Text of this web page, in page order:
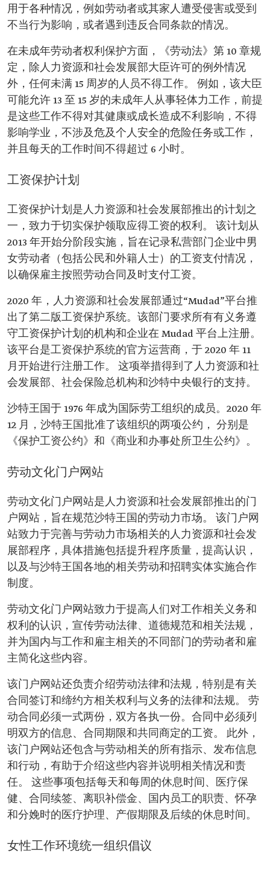
用于各种情况，例如劳动者或其家人遭受侵害或受到
不当行为影响，或者遇到违反合同条款的情况。
在未成年劳动者权利保护方面，《劳动法》第 10 章规
定，除人力资源和社会发展部大臣许可的例外情况
外，任何未满 15 周岁的人员不得工作。 例如，该大臣
可能允许 13 至 15 岁的未成年人从事轻体力工作，前提
是这些工作不得对其健康或成长造成不利影响，不得
影响学业，不涉及危及个人安全的危险任务或工作，
并且每天的工作时间不得超过 6 小时。
工资保护计划
工资保护计划是人力资源和社会发展部推出的计划之
一，致力于切实保护领取应得工资的权利。 该计划从
2013 年开始分阶段实施，旨在记录私营部门企业中男
女劳动者（包括公民和外籍人士）的工资支付情况，
以确保雇主按照劳动合同及时支付工资。
2020 年，人力资源和社会发展部通过“Mudad”平台推
出了第二版工资保护系统。该部门要求所有有义务遵
守工资保护计划的机构和企业在 Mudad 平台上注册。
该平台是工资保护系统的官方运营商，于 2020 年 11
月开始进行注册工作。 这项举措得到了人力资源和社
会发展部、社会保险总机构和沙特中央银行的支持。
沙特王国于 1976 年成为国际劳工组织的成员。2020 年
12 月，沙特王国批准了该组织的两项公约， 分别是
《保护工资公约》和《商业和办事处所卫生公约》。
劳动文化门户网站
劳动文化门户网站是人力资源和社会发展部推出的门
户网站，旨在规范沙特王国的劳动力市场。 该门户网
站致力于完善与劳动力市场相关的人力资源和社会发
展部程序，具体措施包括提升程序质量，提高认识，
以及与沙特王国各地的相关劳动和招聘实体实施合作
制度。
劳动文化门户网站致力于提高人们对工作相关义务和
权利的认识，宣传劳动法律、道德规范和相关法规，
并为国内与工作和雇主相关的不同部门的劳动者和雇
主简化这些内容。
该门户网站还负责介绍劳动法律和法规，特别是有关
合同签订和缔约方相关权利与义务的法律和法规。 劳
动合同必须一式两份，双方各执一份。合同中必须列
明双方的信息、合同期限和共同商定的工资。 此外，
该门户网站还包含与劳动相关的所有指示、发布信息
和行动，有助于介绍这些内容并说明相关情况和责
任。 这些事项包括每天和每周的休息时间、医疗保
健、合同续签、离职补偿金、国内员工的职责、怀孕
和分娩时的医疗护理、产假期限及后续的休息时间。
女性工作环境统一组织倡议